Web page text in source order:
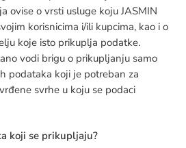
ovise o vrsti usluge koju JASMIN
korisnicima i/ili kupcima, kao i o
koje isto prikuplja podatke.
vodi brigu o prikupljanju samo
podataka koji je potreban za
svrhe u koju se podaci
koji se prikupljaju?